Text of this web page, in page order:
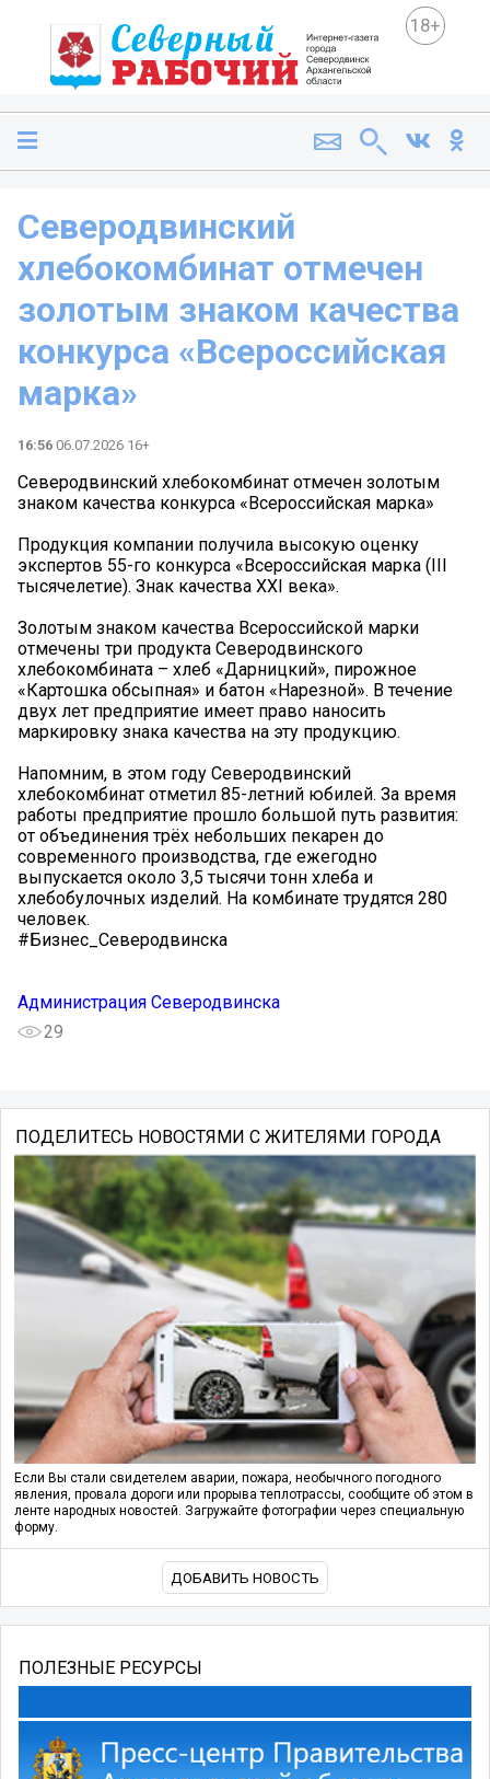
18+
Северодвинский
хлебокомбинат отмечен
золотым знаком качества
конкурса «Всероссийская
марка»
16:56 06.07.2026 16+
Северодвинский хлебокомбинат отмечен золотым
знаком качества конкурса «Всероссийская марка»
Продукция компании получила высокую оценку
экспертов 55-го конкурса «Всероссийская марка (III
тысячелетие). Знак качества XXI века».
Золотым знаком качества Всероссийской марки
отмечены три продукта Северодвинского
хлебокомбината – хлеб «Дарницкий», пирожное
«Картошка обсыпная» и батон «Нарезной». В течение
двух лет предприятие имеет право наносить
маркировку знака качества на эту продукцию.
Напомним, в этом году Северодвинский
хлебокомбинат отметил 85-летний юбилей. За время
работы предприятие прошло большой путь развития:
от объединения трёх небольших пекарен до
современного производства, где ежегодно
выпускается около 3,5 тысячи тонн хлеба и
хлебобулочных изделий. На комбинате трудятся 280
человек.
#Бизнес_Северодвинска
Администрация Северодвинска
29
ПОДЕЛИТЕСЬ НОВОСТЯМИ С ЖИТЕЛЯМИ ГОРОДА
Если Вы стали свидетелем аварии, пожара, необычного погодного
явления, провала дороги или прорыва теплотрассы, сообщите об этом в
ленте народных новостей. Загружайте фотографии через специальную
форму.
ДОБАВИТЬ НОВОСТЬ
ПОЛЕЗНЫЕ РЕСУРСЫ